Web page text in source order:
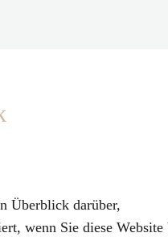
Überblick darüber,
wenn Sie diese